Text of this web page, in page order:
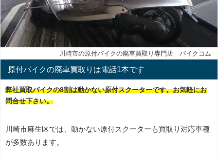
川崎市の原付バイクの廃車買取り専門店 バイクコム
原付バイクの廃車買取りは電話1本です
弊社買取バイクの8割は動かない原付スクーターです。お気軽にお
問合せ下さい。
川崎市麻生区では、動かない原付スクーターも買取り対応車種
が多数あります。